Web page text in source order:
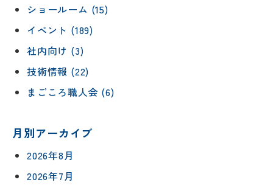
ショールーム (15)
イベント (189)
社内向け (3)
技術情報 (22)
まごころ職人会 (6)
月別アーカイブ
2026年8月
2026年7月